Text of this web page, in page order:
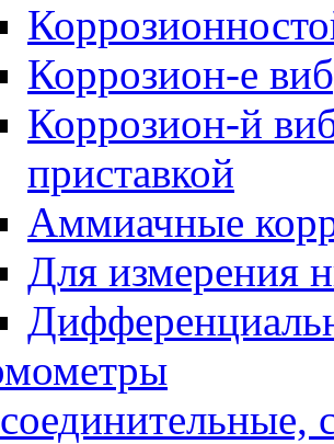
Коррозион-е
Коррозион-й
приставкой
Аммиачные
Для измерения